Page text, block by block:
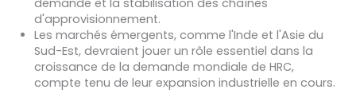
d'approvisionnement.
Les marchés émergents, comme l'Inde et l'Asie du
Sud-Est, devraient jouer un rôle essentiel dans la
croissance de la demande mondiale de HRC,
compte tenu de leur expansion industrielle en cours.